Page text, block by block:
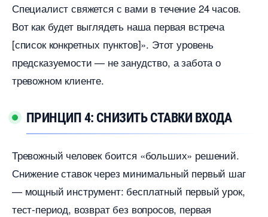
Специалист свяжется с вами в течение 24 часов.
от как будет выглядеть наша первая встреча
[список конкретных пунктов]». Этот уровень
предсказуемости — не занудство, а забота о
тревожном клиенте.
ПРИНЦИП 4: СНИЗИТЬ СТАВКИ ВХОДА
Тревожный человек боится «больших» решений.
Снижение ставок через минимальный первый ша
— мощный инструмент: бесплатный первый урок,
тест-период, возврат без вопросов, первая